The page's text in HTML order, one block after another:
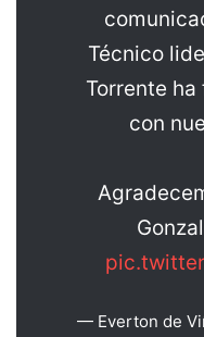
Técnico
Torrente
con
— Everton de